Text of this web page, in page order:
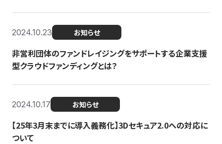
2024.10.23 お知らせ
非営利団体のファンドレイジングをサポートする企業支援
型クラウドファンディングとは？
2024.10.17 お知らせ
【25年3月末までに導入義務化】3Dセキュア2.0への対応に
ついて